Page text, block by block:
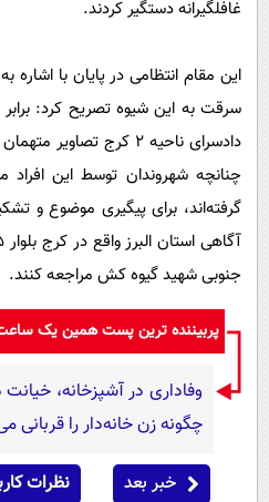
غافلگیرانه دستگیر کردند.
این مقام انتظامی در پایان با اشاره
دادسرای ناحیه ۲ کرج
چنانچه شهروندان توسط این افراد
گرفته‌اند، برای پیگیری موضوع و
جنوبی شهید گیوه کش مراجعه کنند.
پربیننده ترین پست همین یک
وفاداری در آشپزخانه،
چگونه زن خانه‌دار را قربانی
خبر بعد نظرات